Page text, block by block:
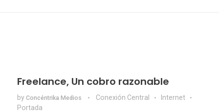
Freelance, Un cobro razonable
by Concéntrika Medios Conexión Central
Internet
Portada